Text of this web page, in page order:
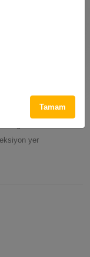
yer
Tamam